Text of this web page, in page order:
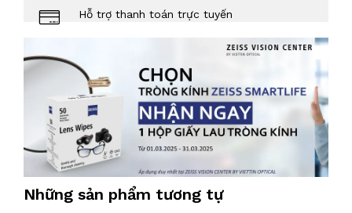
Hỗ trợ thanh toán trực tuyến
Những sản phẩm tương tự